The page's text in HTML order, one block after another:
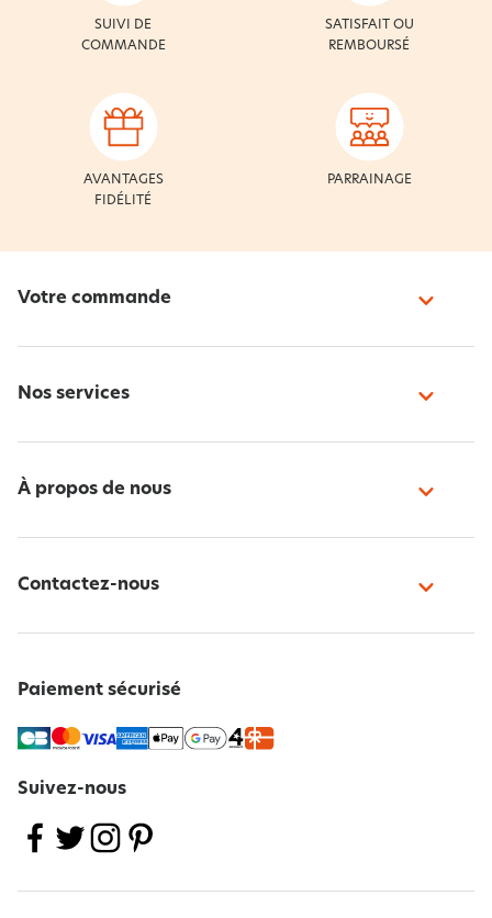
SUIVI DE
COMMANDE
SATISFAIT OU
REMBOURSÉ
AVANTAGES
FIDÉLITÉ
PARRAINAGE
Votre commande
Nos services
À propos de nous
Contactez-nous
Paiement sécurisé
Suivez-nous